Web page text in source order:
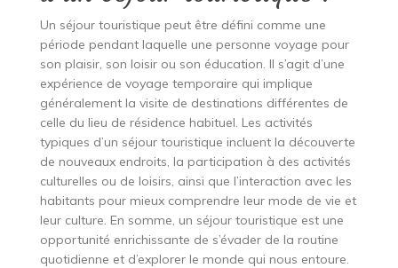
Un séjour touristique peut être défini comme une
période pendant laquelle une personne voyage pour
son plaisir, son loisir ou son éducation. Il s’agit d’une
expérience de voyage temporaire qui implique
généralement la visite de destinations différentes de
celle du lieu de résidence habituel. Les activités
typiques d’un séjour touristique incluent la découverte
de nouveaux endroits, la participation à des activités
culturelles ou de loisirs, ainsi que l’interaction avec les
habitants pour mieux comprendre leur mode de vie et
leur culture. En somme, un séjour touristique est une
opportunité enrichissante de s’évader de la routine
quotidienne et d’explorer le monde qui nous entoure.